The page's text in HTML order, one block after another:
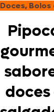
Doces,
doces